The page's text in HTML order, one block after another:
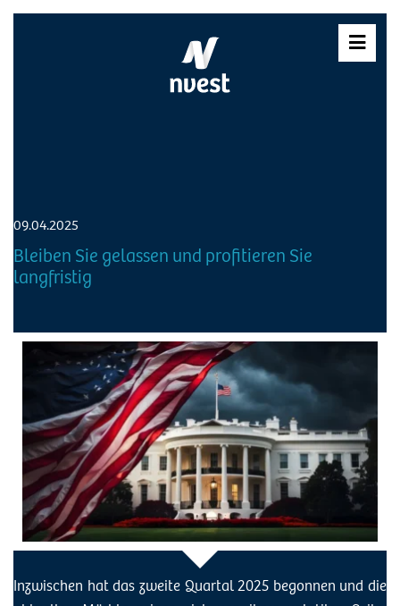
09.04.2025
Bleiben Sie gelassen und profitieren Sie
langfristig
Inzwischen hat das zweite Quartal 2025 begonnen und die